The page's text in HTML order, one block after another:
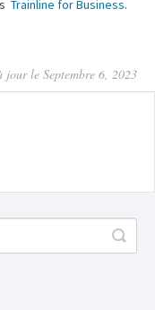
Trainline for Business.
jour le Septembre 6, 2023